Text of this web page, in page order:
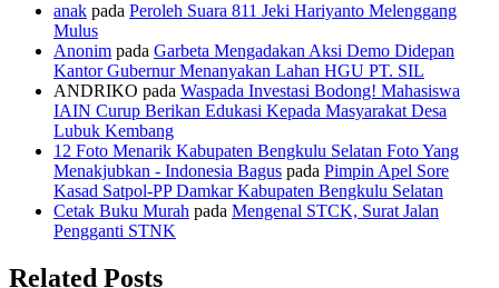
anak pada Peroleh Suara 811 Jeki Hariyanto Melenggang
Mulus
Anonim pada Garbeta Mengadakan Aksi Demo Didepan
Kantor Gubernur Menanyakan Lahan HGU PT. SIL
ANDRIKO pada Waspada Investasi Bodong! Mahasiswa
IAIN Curup Berikan Edukasi Kepada Masyarakat Desa
Lubuk Kembang
12 Foto Menarik Kabupaten Bengkulu Selatan Foto Yang
Menakjubkan - Indonesia Bagus pada Pimpin Apel Sore
Kasad Satpol-PP Damkar Kabupaten Bengkulu Selatan
Cetak Buku Murah pada Mengenal STCK, Surat Jalan
Pengganti STNK
Related Posts